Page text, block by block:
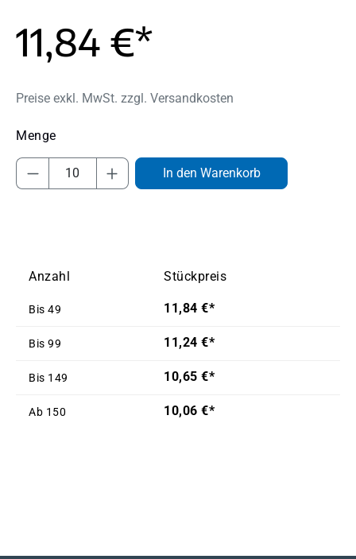
11,84 €*
Preise exkl. MwSt. zzgl. Versandkosten
Produkt Anzahl: Gib den gewünschten
In den Warenkorb
Anzahl Stückpreis
Bis 49 11,84 €*
Bis 99 11,24 €*
Bis 149 10,65 €*
Ab 150 10,06 €*